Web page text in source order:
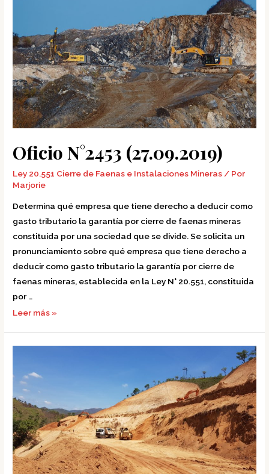
Oficio N°2453 (27.09.2019)
Ley 20.551 Cierre de Faenas e Instalaciones Mineras / Por
Marjorie
Determina qué empresa que tiene derecho a deducir como
gasto tributario la garantía por cierre de faenas mineras
constituida por una sociedad que se divide. Se solicita un
pronunciamiento sobre qué empresa que tiene derecho a
deducir como gasto tributario la garantía por cierre de
faenas mineras, establecida en la Ley N° 20.551, constituida
por …
(27.09.2019)
Leer más »
(16.09.2019)